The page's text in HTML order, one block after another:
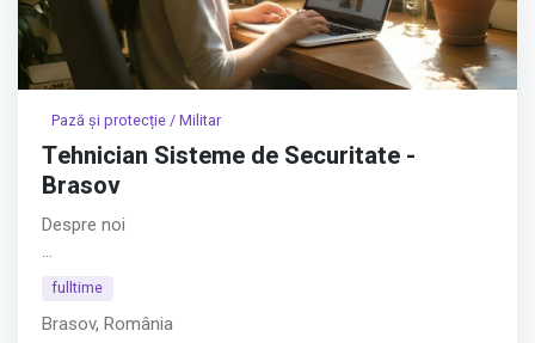
Pază și protecție / Militar
Tehnician Sisteme de Securitate -
Brasov
Despre noi
Hyperfy® aduce inovația în securitatea fizică. În ADN-ul
în întregime intern, cu obiectivul de a depăși limitările date
fulltime
Brasov, România